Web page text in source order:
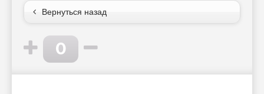
Вернуться назад
0